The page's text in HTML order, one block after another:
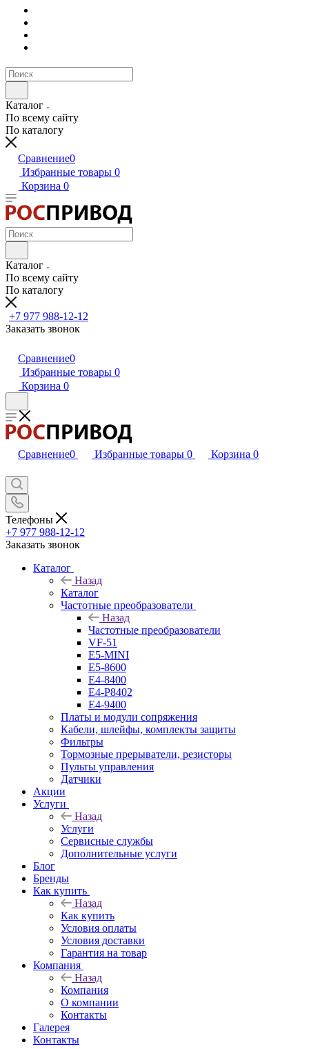
Каталог
По всему сайту
По каталогу
Сравнение0
Избранные товары 0
Корзина 0
Каталог
По всему сайту
По каталогу
+7 977 988-12-12
Заказать звонок
Сравнение0
Избранные товары 0
Корзина 0
Сравнение0 Избранные товары 0 Корзина 0
Телефоны
+7 977 988-12-12
Заказать звонок
Каталог
Назад
Каталог
Частотные преобразователи
Назад
Частотные преобразователи
VF-51
E5-MINI
Е5-8600
E4-8400
Е4-P8402
Е4-9400
Платы и модули сопряжения
Кабели, шлейфы, комплекты защиты
Фильтры
Тормозные прерыватели, резисторы
Пульты управления
Датчики
Акции
Услуги
Назад
Услуги
Сервисные службы
Дополнительные услуги
Блог
Бренды
Как купить
Назад
Как купить
Условия оплаты
Условия доставки
Гарантия на товар
Компания
Назад
Компания
О компании
Контакты
Галерея
Контакты